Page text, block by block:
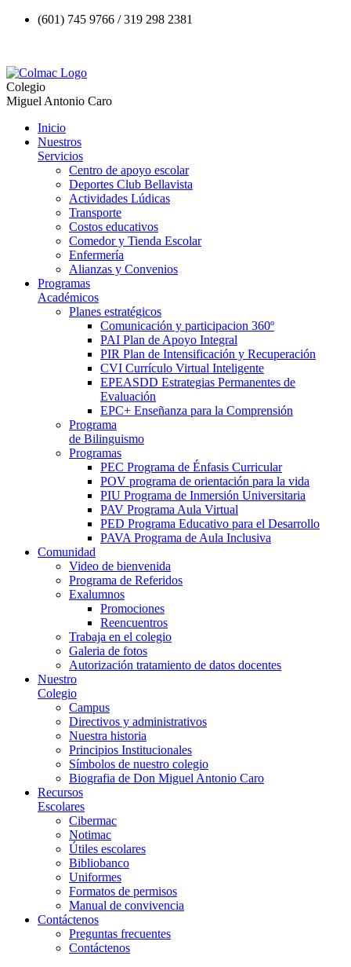
(601) 745 9766 / 319 298 2381
Colegio
Miguel Antonio Caro
Inicio
Nuestros
Servicios
Centro de apoyo escolar
Deportes Club Bellavista
Actividades Lúdicas
Transporte
Costos educativos
Comedor y Tienda Escolar
Enfermería
Alianzas y Convenios
Programas
Académicos
Planes estratégicos
Comunicación y participacion 360º
PAI Plan de Apoyo Integral
PIR Plan de Intensificación y Recuperación
CVI Currículo Virtual Inteligente
EPEASDD Estrategias Permanentes de
Evaluación
EPC+ Enseñanza para la Comprensión
Programa
de Bilinguismo
Programas
PEC Programa de Énfasis Curricular
POV programa de orientación para la vida
PIU Programa de Inmersión Universitaria
PAV Programa Aula Virtual
PED Programa Educativo para el Desarrollo
PAVA Programa de Aula Inclusiva
Comunidad
Video de bienvenida
Programa de Referidos
Exalumnos
Promociones
Reencuentros
Trabaja en el colegio
Galeria de fotos
Autorización tratamiento de datos docentes
Nuestro
Colegio
Campus
Directivos y administrativos
Nuestra historia
Principios Institucionales
Símbolos de nuestro colegio
Biografia de Don Miguel Antonio Caro
Recursos
Escolares
Cibermac
Notimac
Útiles escolares
Bibliobanco
Uniformes
Formatos de permisos
Manual de convivencia
Contáctenos
Preguntas frecuentes
Contáctenos